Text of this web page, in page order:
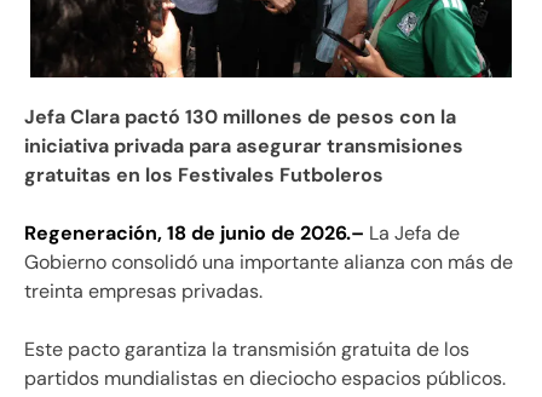
Jefa Clara pactó 130 millones de pesos con la
iniciativa privada para asegurar transmisiones
gratuitas en los Festivales Futboleros
Regeneración, 18 de junio de 2026.– La Jefa de
Gobierno consolidó una importante alianza con más de
treinta empresas privadas.
Este pacto garantiza la transmisión gratuita de los
partidos mundialistas en dieciocho espacios públicos.